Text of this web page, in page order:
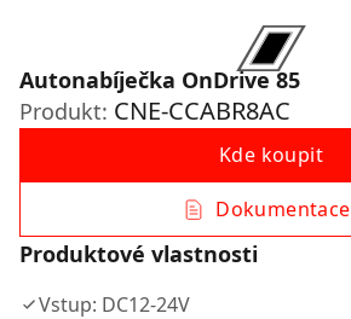
Autonabíječka OnDrive 85
Produkt: CNE-CCABR8AC
Kde koupit
Dokumentace
Produktové vlastnosti
Vstup: DC12-24V